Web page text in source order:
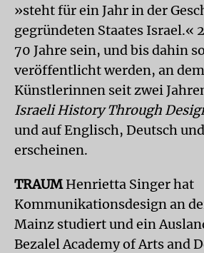
»steht für ein Jahr in der
gegründeten Staates Israel.«
70 Jahre sein, und bis dahin
veröffentlicht werden, an
Künstlerinnen seit zwei
Israeli History Through
und auf Englisch, Deutsch
erscheinen.
TRAUMHenrietta Singer hat
Kommunikationsdesign an
Mainz studiert und ein
Bezalel Academy of Arts and